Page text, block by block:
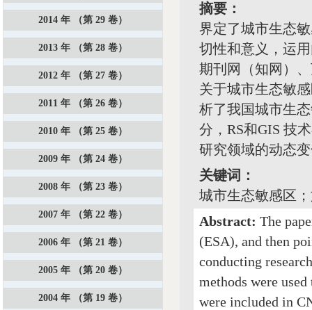
摘要：
界定了城市生态
切性和意义，运
期刊网（知网）
关于城市生态敏
析了我国城市生
分，RS和GIS 技
研究领域的动态
关键词：
城市生态敏感区
Abstract: The
(ESA), and then
conducting
methods were
were included in
2014 年 （第 29 卷）
2013 年 （第 28 卷）
2012 年 （第 27 卷）
2011 年 （第 26 卷）
2010 年 （第 25 卷）
2009 年 （第 24 卷）
2008 年 （第 23 卷）
2007 年 （第 22 卷）
2006 年 （第 21 卷）
2005 年 （第 20 卷）
2004 年 （第 19 卷）